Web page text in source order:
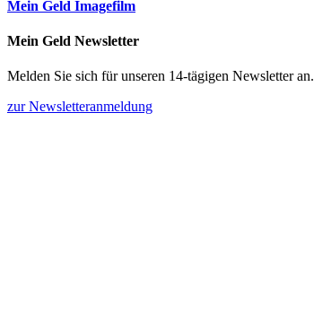
Mein Geld Imagefilm
Mein Geld Newsletter
Melden Sie sich für unseren 14-tägigen Newsletter an.
zur Newsletteranmeldung